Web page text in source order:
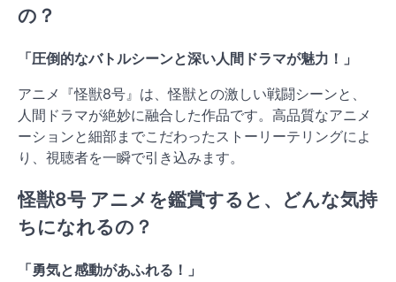
の？
「圧倒的なバトルシーンと深い人間ドラマが魅力！」
アニメ『怪獣8号』は、怪獣との激しい戦闘シーンと、
人間ドラマが絶妙に融合した作品です。高品質なアニメ
ーションと細部までこだわったストーリーテリングによ
り、視聴者を一瞬で引き込みます。
怪獣8号 アニメを鑑賞すると、どんな気持
ちになれるの？
「勇気と感動があふれる！」